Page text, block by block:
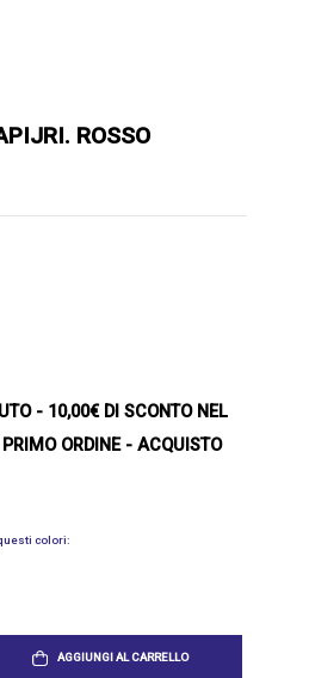
ROSSO
- 10,00€ DI SCONTO NEL
ORDINE - ACQUISTO
colori:
AGGIUNGI AL CARRELLO